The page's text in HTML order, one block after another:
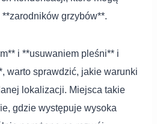
grzybów**.
i **usuwaniem pleśni** i
warto sprawdzić, jakie warunki
lokalizacji. Miejsca takie
gdzie występuje wysoka